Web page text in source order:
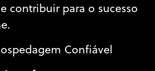
contribuir para o sucesso
Confiável